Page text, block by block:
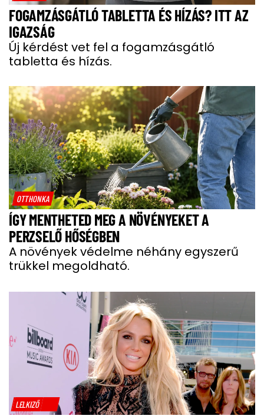
FOGAMZÁSGÁTLÓ TABLETTA ÉS HÍZÁS? ITT AZ
IGAZSÁG
Új kérdést vet fel a fogamzásgátló
tabletta és hízás.
OTTHONKA
ÍGY MENTHETED MEG A NÖVÉNYEKET A
PERZSELŐ HŐSÉGBEN
A növények védelme néhány egyszerű
trükkel megoldható.
LELKIZŐ